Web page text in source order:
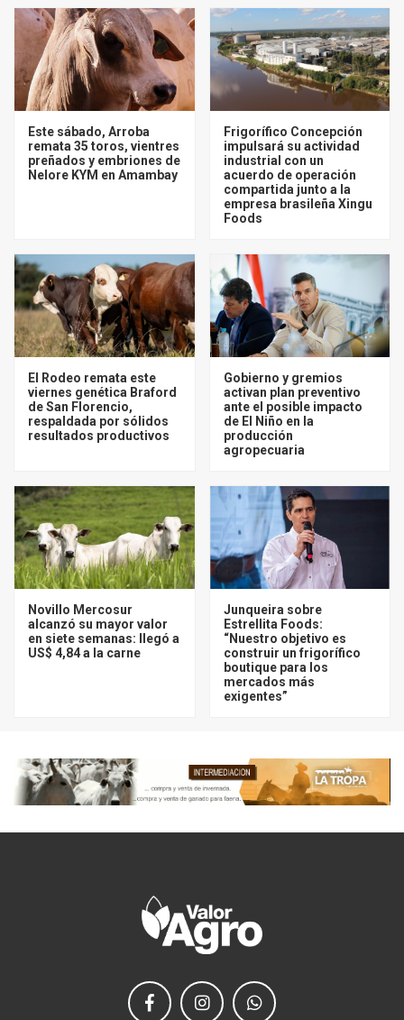
Este sábado, Arroba
remata 35 toros, vientres
preñados y embriones de
Nelore KYM en Amambay
Frigorífico Concepción
impulsará su actividad
industrial con un
acuerdo de operación
compartida junto a la
empresa brasileña Xingu
Foods
El Rodeo remata este
viernes genética Braford
de San Florencio,
respaldada por sólidos
resultados productivos
Gobierno y gremios
activan plan preventivo
ante el posible impacto
de El Niño en la
producción
agropecuaria
Novillo Mercosur
alcanzó su mayor valor
en siete semanas: llegó a
US$ 4,84 a la carne
Junqueira sobre
Estrellita Foods:
“Nuestro objetivo es
construir un frigorífico
boutique para los
mercados más
exigentes”